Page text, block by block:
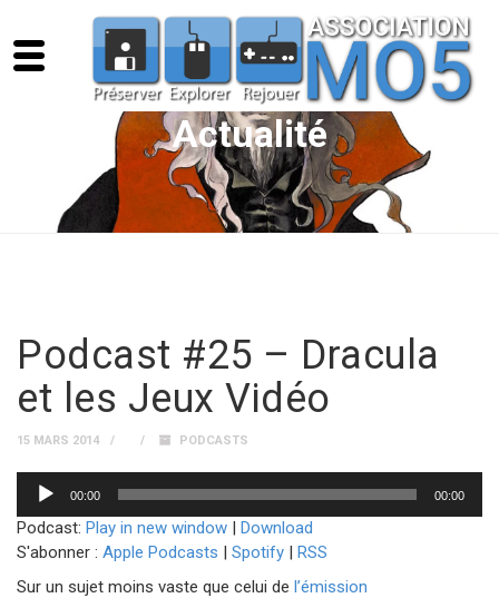
Actualité
Podcast #25 – Dracula
et les Jeux Vidéo
15 MARS 2014 PODCASTS
Lecteur
audio
00:00 00:00
Podcast: Play in new window | Download
S'abonner : Apple Podcasts | Spotify | RSS
Sur un sujet moins vaste que celui de l’émission